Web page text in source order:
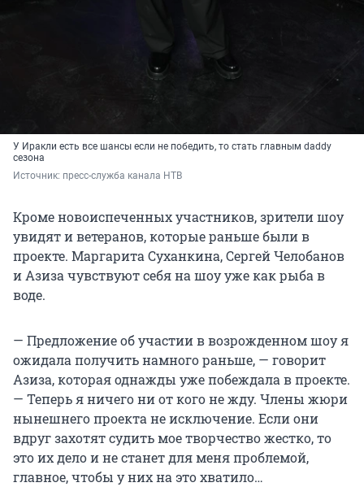
У Иракли есть все шансы если не победить, то стать главным daddy
сезона
Источник: пресс-служба канала НТВ
Кроме новоиспеченных участников, зрители шоу
увидят и ветеранов, которые раньше были в
проекте. Маргарита Суханкина, Сергей Челобанов
и Азиза чувствуют себя на шоу уже как рыба в
воде.
— Предложение об участии в возрожденном шоу я
ожидала получить намного раньше, — говорит
Азиза, которая однажды уже побеждала в проекте.
— Теперь я ничего ни от кого не жду. Члены жюри
нынешнего проекта не исключение. Если они
вдруг захотят судить мое творчество жестко, то
это их дело и не станет для меня проблемой,
главное, чтобы у них на это хватило…